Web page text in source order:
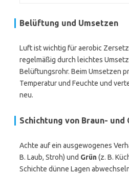
Belüftung und Umsetzen
Luft ist wichtig für aerobic
regelmäßig durch leichtes
Belüftungsrohr. Beim Umsetzen
Temperatur und Feuchte und
neu.
Schichtung von Braun-
Achte auf ein ausgewogenes
B. Laub, Stroh) und Grün(z. B.
Schichte dünne Lagen